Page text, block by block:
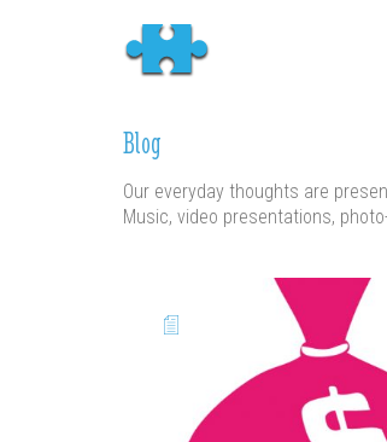
Blog
Our everyday thoughts are
Music, video presentations,